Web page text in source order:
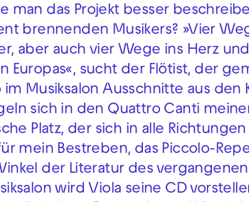
man das Projekt besser
brennenden Musikers? »Vier
aber auch vier Wege ins Herz
Europas«, sucht der Flötist, der
im Musiksalon Ausschnitte aus
sich in den Quattro Canti
Platz, der sich in alle
mein Bestreben, das Piccolo-
der Literatur des
wird Viola seine CD